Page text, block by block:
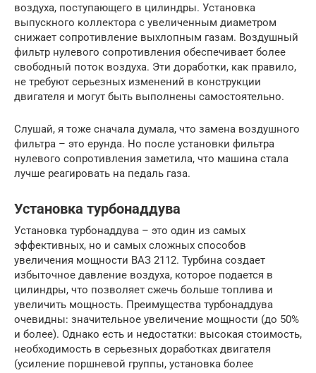
воздуха, поступающего в цилиндры. Установка
выпускного коллектора с увеличенным диаметром
снижает сопротивление выхлопным газам. Воздушный
фильтр нулевого сопротивления обеспечивает более
свободный поток воздуха. Эти доработки, как правило,
не требуют серьезных изменений в конструкции
двигателя и могут быть выполнены самостоятельно.
Слушай, я тоже сначала думала, что замена воздушного
фильтра – это ерунда. Но после установки фильтра
нулевого сопротивления заметила, что машина стала
лучше реагировать на педаль газа.
Установка турбонаддува
Установка турбонаддува – это один из самых
эффективных, но и самых сложных способов
увеличения мощности ВАЗ 2112. Турбина создает
избыточное давление воздуха, которое подается в
цилиндры, что позволяет сжечь больше топлива и
увеличить мощность. Преимущества турбонаддува
очевидны: значительное увеличение мощности (до 50%
и более). Однако есть и недостатки: высокая стоимость,
необходимость в серьезных доработках двигателя
(усиление поршневой группы, установка более